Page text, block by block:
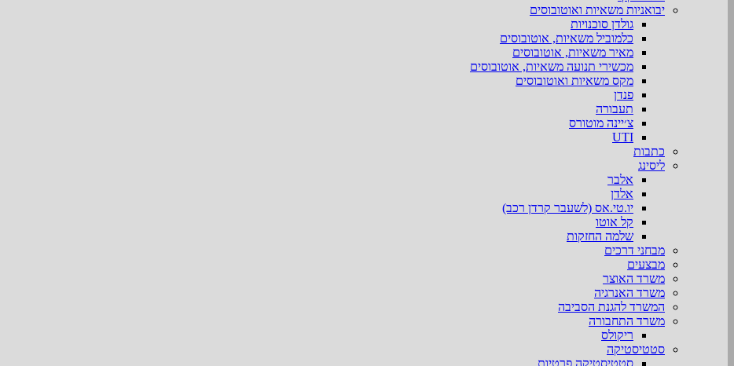
יבואניות משאיות ואוטובוסים
גולדן סוכנויות
כלמוביל משאיות, אוטובוסים
מאיר משאיות, אוטובוסים
מכשירי תנועה משאיות, אוטובוסים
מקס משאיות ואוטובוסים
פנדן
תעבורה
צ׳יינה מוטורס
UTI
כתבות
ליסינג
אלבר
אלדן
יו.טי.אס (לשעבר קרדן רכב)
קל אוטו
שלמה החזקות
מבחני דרכים
מבצעים
משרד האוצר
משרד האנרגיה
המשרד להגנת הסביבה
משרד התחבורה
ריקולס
סטטיסטיקה
סטטיסטיקה פרטיות